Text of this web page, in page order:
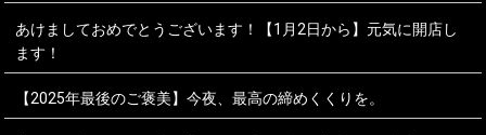
あけましておめでとうございます！【1月2日から】元気に開店し
ます！
【2025年最後のご褒美】今夜、最高の締めくくりを。